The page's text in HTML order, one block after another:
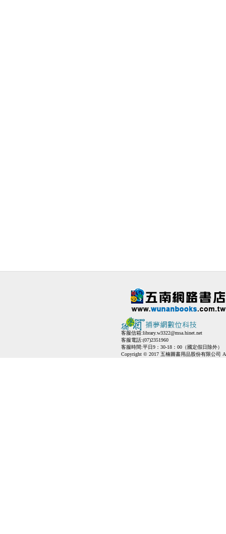
客服信箱:library.w3322@msa.hinet.net
客服電話:(07)2351960
客服時間:平日9：30-18：00（國定假日除外）
Copyright © 2017 五楠圖書用品股份有限公司